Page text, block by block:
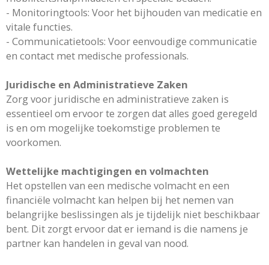
- Monitoringtools: Voor het bijhouden van medicatie en
vitale functies.
- Communicatietools: Voor eenvoudige communicatie
en contact met medische professionals.
Juridische en Administratieve Zaken
Zorg voor juridische en administratieve zaken is
essentieel om ervoor te zorgen dat alles goed geregeld
is en om mogelijke toekomstige problemen te
voorkomen.
Wettelijke machtigingen en volmachten
Het opstellen van een medische volmacht en een
financiële volmacht kan helpen bij het nemen van
belangrijke beslissingen als je tijdelijk niet beschikbaar
bent. Dit zorgt ervoor dat er iemand is die namens je
partner kan handelen in geval van nood.